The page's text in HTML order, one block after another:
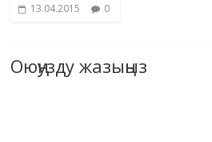
13.04.2015 0
Оюңузду жазыңыз